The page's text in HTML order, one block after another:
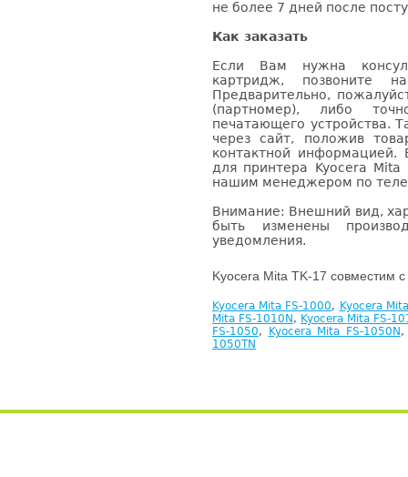
не более 7 дней после
Как заказать
Если Вам нужна
картридж, позвоните
Предварительно,
(партномер), либо
печатающего устройства.
через сайт, положив
контактной информацией.
для принтера Kyocera Mita
нашим менеджером по
Внимание: Внешний вид,
быть изменены
уведомления.
Kyocera Mita TK-17 совместим
Kyocera Mita FS-1000, Kyocera
Mita FS-1010N , Kyocera Mita FS-
FS-1050, Kyocera Mita FS-1050N
1050TN